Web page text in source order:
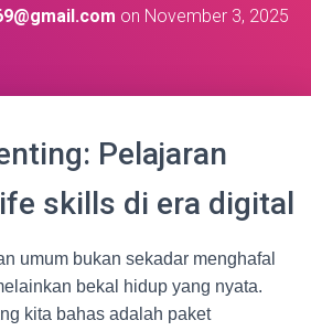
on November 3, 2025
Pelajaran
skills di era digital
umum bukan sekadar menghafal
bekal hidup yang nyata.
kita bahas adalah paket